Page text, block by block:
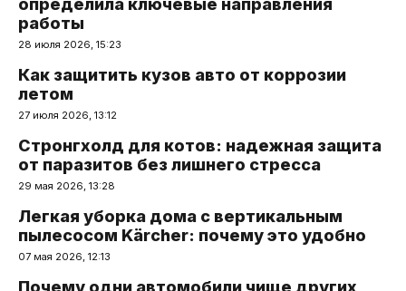
определила ключевые направления
работы
28 июля 2026, 15:23
Как защитить кузов авто от коррозии
летом
27 июля 2026, 13:12
Стронгхолд для котов: надежная защита
от паразитов без лишнего стресса
29 мая 2026, 13:28
Легкая уборка дома с вертикальным
пылесосом Kärcher: почему это удобно
07 мая 2026, 12:13
Почему одни автомобили чище других